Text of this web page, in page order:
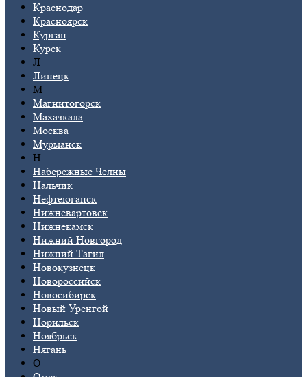
Краснодар
Красноярск
Курган
Курск
Л
Липецк
М
Магнитогорск
Махачкала
Москва
Мурманск
Н
Набережные Челны
Нальчик
Нефтеюганск
Нижневартовск
Нижнекамск
Нижний Новгород
Нижний Тагил
Новокузнецк
Новороссийск
Новосибирск
Новый Уренгой
Норильск
Ноябрьск
Нягань
О